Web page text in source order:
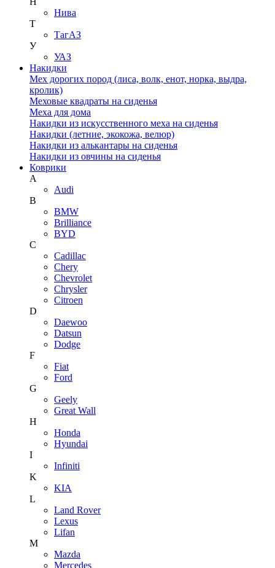
Нива
Т
ТагАЗ
У
УАЗ
Накидки
Мех дорогих пород (лиса, волк, енот, норка, выдра,
кролик)
Меховые квадраты на сиденья
Меха для дома
Накидки из искусственного меха на сиденья
Накидки (летние, экокожа, велюр)
Накидки из алькантары на сиденья
Накидки из овчины на сиденья
Коврики
A
Audi
B
BMW
Brilliance
BYD
C
Cadillac
Chery
Chevrolet
Chrysler
Citroen
D
Daewoo
Datsun
Dodge
F
Fiat
Ford
G
Geely
Great Wall
H
Honda
Hyundai
I
Infiniti
K
KIA
L
Land Rover
Lexus
Lifan
M
Mazda
Mercedes